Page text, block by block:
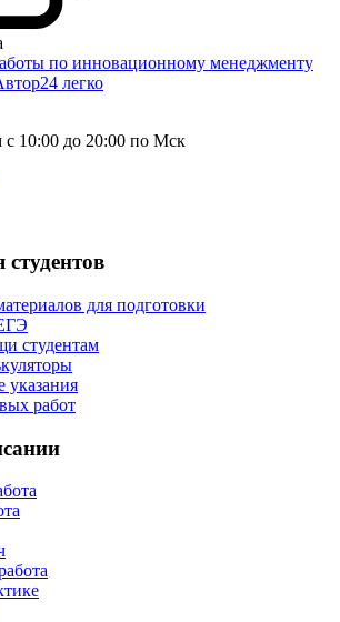
по инновационному менеджменту
с 10:00 до 20:00 по Мск
для подготовки
студентам
указания
работ